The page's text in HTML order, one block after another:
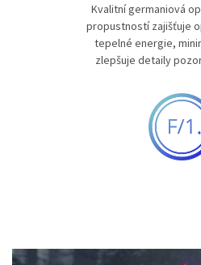
Kvalitní germaniová
propustností zajišťuje
tepelné energie,
zlepšuje detaily